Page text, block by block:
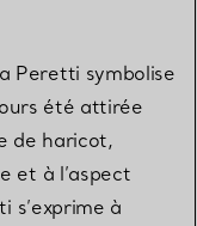
Peretti symbolise
été attirée
de haricot,
et à l’aspect
s’exprime à